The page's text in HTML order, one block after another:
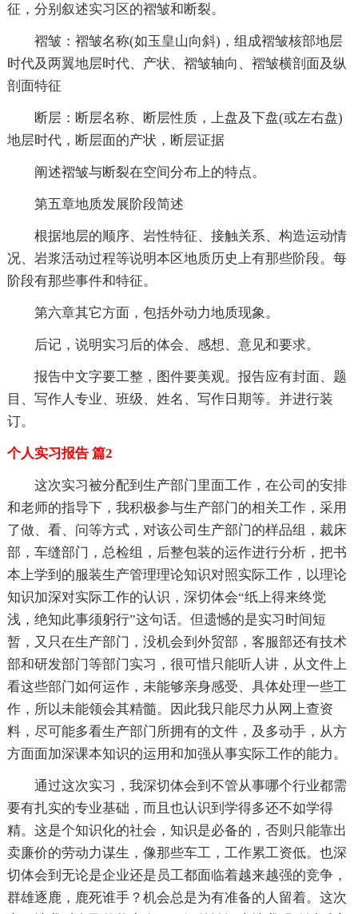
征，分别叙述实习区的褶皱和断裂。
褶皱：褶皱名称(如玉皇山向斜)，组成褶皱核部地层
时代及两翼地层时代、产状、褶皱轴向、褶皱横剖面及纵
剖面特征
断层：断层名称、断层性质，上盘及下盘(或左右盘)
地层时代，断层面的产状，断层证据
阐述褶皱与断裂在空间分布上的特点。
第五章地质发展阶段简述
根据地层的顺序、岩性特征、接触关系、构造运动情
况、岩浆活动过程等说明本区地质历史上有那些阶段。每
阶段有那些事件和特征。
第六章其它方面，包括外动力地质现象。
后记，说明实习后的体会、感想、意见和要求。
报告中文字要工整，图件要美观。报告应有封面、题
目、写作人专业、班级、姓名、写作日期等。并进行装
订。
个人实习报告 篇2
这次实习被分配到生产部门里面工作，在公司的安排
和老师的指导下，我积极参与生产部门的相关工作，采用
了做、看、问等方式，对该公司生产部门的样品组，裁床
部，车缝部门，总检组，后整包装的运作进行分析，把书
本上学到的服装生产管理理论知识对照实际工作，以理论
知识加深对实际工作的认识，深切体会“纸上得来终觉
浅，绝知此事须躬行”这句话。但遗憾的是实习时间短
暂，又只在生产部门，没机会到外贸部，客服部还有技术
部和研发部门等部门实习，很可惜只能听人讲，从文件上
看这些部门如何运作，未能够亲身感受、具体处理一些工
作，所以未能领会其精髓。因此我只能尽力从网上查资
料，尽可能多看生产部门所拥有的文件，及多动手，从方
方面面加深课本知识的运用和加强从事实际工作的能力。
通过这次实习，我深切体会到不管从事哪个行业都需
要有扎实的专业基础，而且也认识到学得多还不如学得
精。这是个知识化的社会，知识是必备的，否则只能靠出
卖廉价的劳动力谋生，像那些车工，工作累工资低。也深
切体会到无论是企业还是员工都面临着越来越强的竞争，
群雄逐鹿，鹿死谁手？机会总是为有准备的人留着。这次